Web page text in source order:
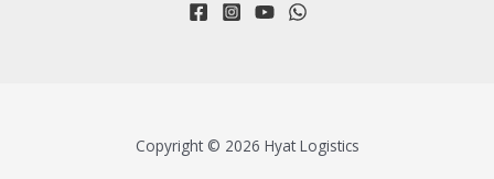
Copyright © 2026 Hyat Logistics